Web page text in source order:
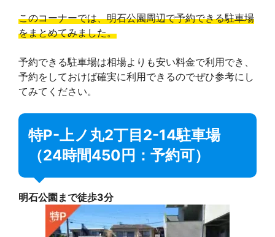
このコーナーでは、明石公園周辺で予約できる駐車場
をまとめてみました。
予約できる駐車場は相場よりも安い料金で利用でき、
予約をしておけば確実に利用できるのでぜひ参考にし
てみてください。
特P-上ノ丸2丁目2-14駐車場
（24時間450円：予約可）
明石公園まで徒歩3分